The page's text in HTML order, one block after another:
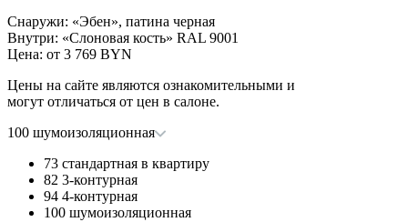
Снаружи: «Эбен», патина черная
Внутри: «Слоновая кость» RAL 9001
Цена: от 3 769 BYN
Цены на сайте являются ознакомительными и
могут отличаться от цен в салоне.
100 шумоизоляционная
73 стандартная в квартиру
82 3-контурная
94 4-контурная
100 шумоизоляционная